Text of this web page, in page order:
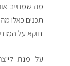
מה שמחייב
תכנים כאלו
דווקא על
על מנת